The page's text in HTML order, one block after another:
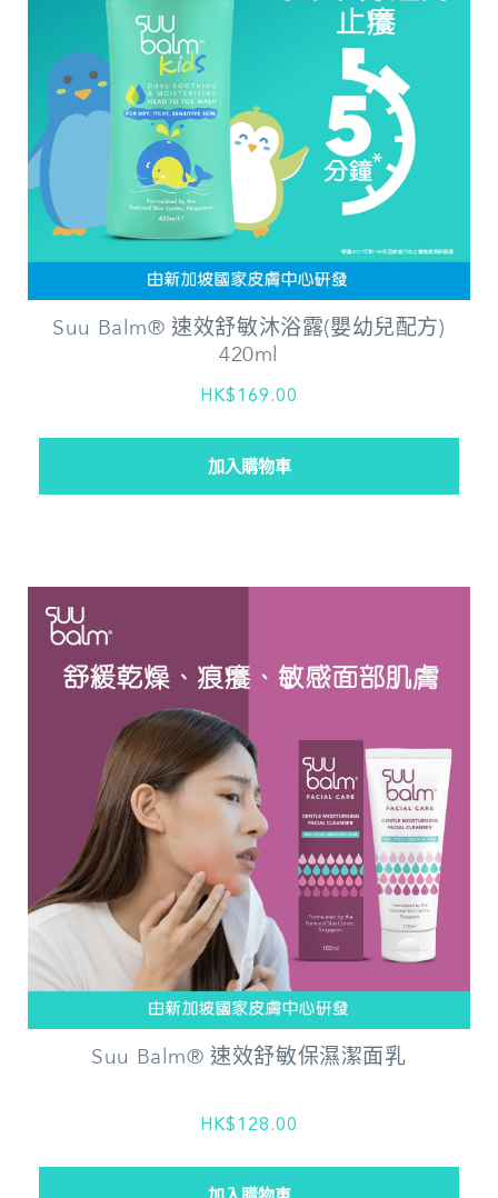
Suu Balm® 速效舒敏沐浴露(嬰幼兒配方)
420ml
HK$169.00
Suu Balm® 速效舒敏保濕潔面乳
HK$128.00